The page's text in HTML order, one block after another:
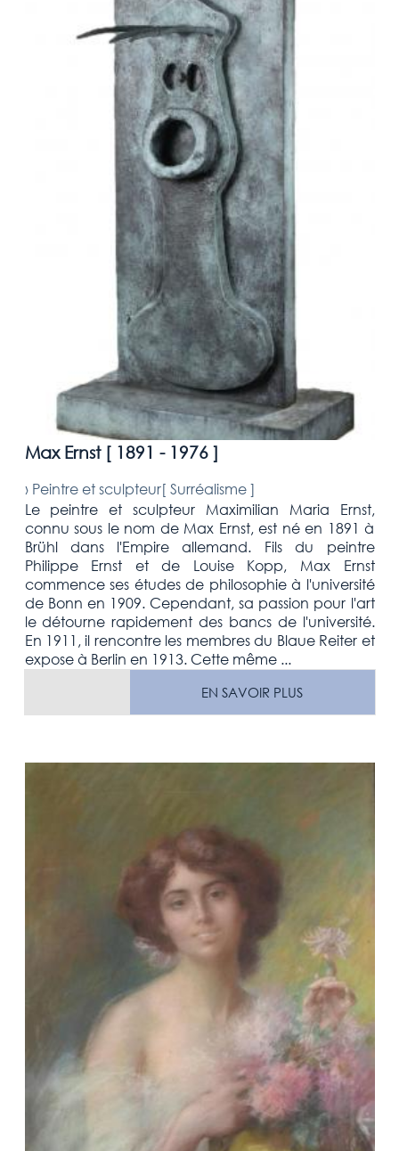
Max Ernst [ 1891 - 1976]
› Peintre et sculpteur[ Surréalisme]
Le peintre et sculpteur Maximilian Maria Ernst,
connu sous le nom de Max Ernst, est né en 1891 à
Brühl dans l'Empire allemand. Fils du peintre
Philippe Ernst et de Louise Kopp, Max Ernst
commence ses études de philosophie à l'université
de Bonn en 1909. Cependant, sa passion pour l'art
le détourne rapidement des bancs de l'université.
En 1911, il rencontre les membres du Blaue Reiter et
expose à Berlin en 1913. Cette même ...
EN SAVOIR PLUS